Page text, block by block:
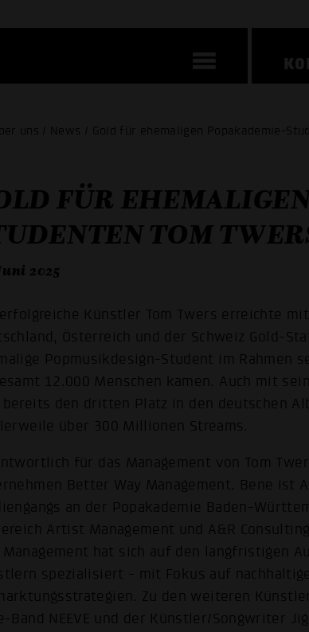
uns / News / Gold für ehemaligen Popakademie-
FÜR
TOM
2025
Künstler Tom Twers erreichte
Österreich und der Schweiz Gold-
Popmusikdesign-Student im Rahmen
12.000 Menschen kamen. Auch mit
bereits den dritten Platz in den deutschen
über 300 Millionen Streams.
für das Management von Tom
Better Way Management. Bene ist
an der Popakademie Baden-
Artist Management und A&R
Management hat sich auf den langfristigen
spezialisiert - mit Fokus auf
Zu den weiteren
Band NEEVE und der Künstler/Songwriter